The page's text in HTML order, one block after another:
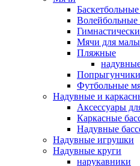
Волейбольные
Мячи для
Пляжные
Футбольные
Надувные и
Аксессуары
Каркасные
Надувные
Надувные игрушки
Надувные круги
нарукавники